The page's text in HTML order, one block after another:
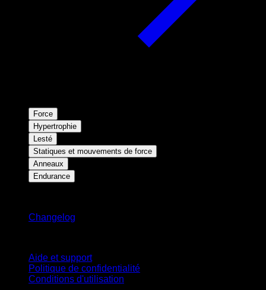
Force
Hypertrophie
Lesté
Statiques et mouvements de force
Anneaux
Endurance
Changelog
Aide et support
Politique de confidentialité
Conditions d'utilisation